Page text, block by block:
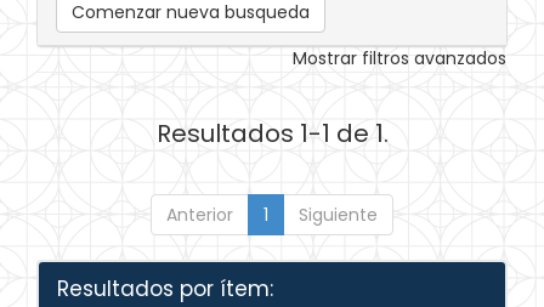
Comenzar nueva busqueda
Mostrar filtros avanzados
Resultados 1-1 de 1.
Anterior 1 Siguiente
Resultados por ítem: